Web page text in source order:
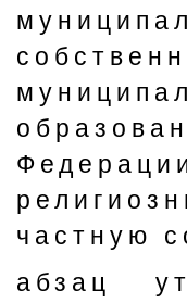
частную
абзац